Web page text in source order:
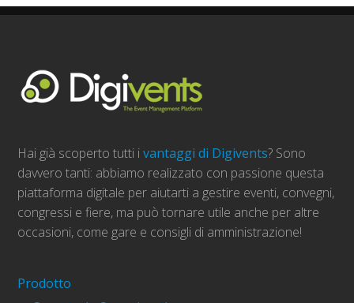
Hai già scoperto tutti ivantaggi di Digivents? Sono
davvero tanti: abbiamo realizzato con passione questa
piattaforma digitale per aiutarti a gestire eventi, convegni,
congressi e fiere, ma può tornare utile anche per altre
occasioni, come gare e consigli di amministrazione!
Prodotto